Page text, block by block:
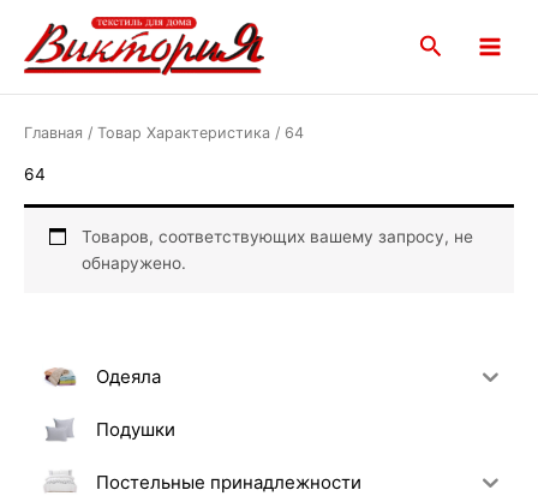
содержимому
Поиск
Menu
Одеяла
Подушки
Постельные принадлежности
Главная / Товар Характеристика / 64
64
Товаров, соответствующих вашему запросу, не
обнаружено.